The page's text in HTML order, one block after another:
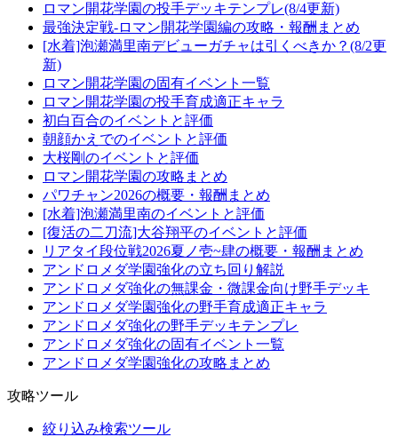
ロマン開花学園の投手デッキテンプレ(8/4更新)
最強決定戦-ロマン開花学園編の攻略・報酬まとめ
[水着]泡瀬満里南デビューガチャは引くべきか？(8/2更
新)
ロマン開花学園の固有イベント一覧
ロマン開花学園の投手育成適正キャラ
初白百合のイベントと評価
朝顔かえでのイベントと評価
大桜剛のイベントと評価
ロマン開花学園の攻略まとめ
パワチャン2026の概要・報酬まとめ
[水着]泡瀬満里南のイベントと評価
[復活の二刀流]大谷翔平のイベントと評価
リアタイ段位戦2026夏ノ壱~肆の概要・報酬まとめ
アンドロメダ学園強化の立ち回り解説
アンドロメダ強化の無課金・微課金向け野手デッキ
アンドロメダ学園強化の野手育成適正キャラ
アンドロメダ強化の野手デッキテンプレ
アンドロメダ強化の固有イベント一覧
アンドロメダ学園強化の攻略まとめ
攻略ツール
絞り込み検索ツール